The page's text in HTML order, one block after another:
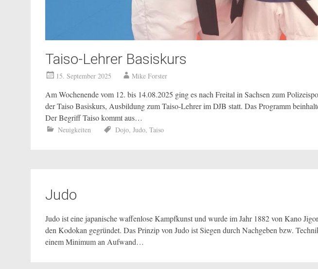
Taiso-Lehrer Basiskurs
15. September 2025 Mike Forster
Am Wochenende vom 12. bis 14.08.2025 ging es nach Freital in Sachsen zum
der Taiso Basiskurs, Ausbildung zum Taiso-Lehrer im DJB statt. Das Programm
Der Begriff Taiso kommt aus…
Neuigkeiten Dojo, Judo, Taiso
Judo
Judo ist eine japanische waffenlose Kampfkunst und wurde im Jahr 1882 von Kano
den Kodokan gegründet. Das Prinzip von Judo ist Siegen durch Nachgeben bzw.
einem Minimum an Aufwand…